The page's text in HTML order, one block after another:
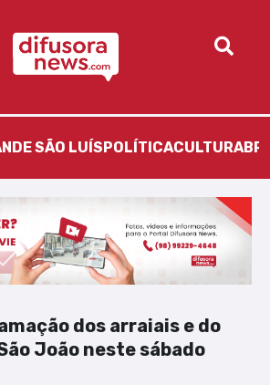
SÃO LUÍS POLÍTICACULTURA
dos arraiais e do
João neste sábado